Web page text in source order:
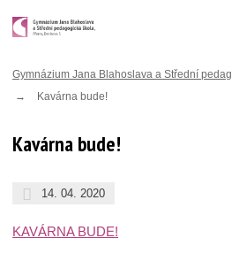
Gymnázium Jana Blahoslava a Střední
Kavárna bude!
Kavárna bude!
14. 04. 2020
KAVÁRNA BUDE!